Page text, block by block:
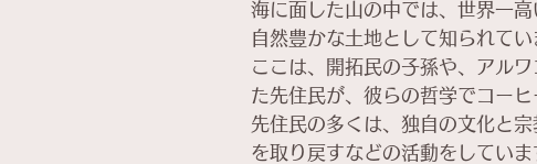
海に面した山の中では、世界一
自然豊かな土地として知られてい
ここは、開拓民の子孫や、アル
た先住民が、彼らの哲学でコーヒ
先住民の多くは、独自の文化と
を取り戻すなどの活動をしてい